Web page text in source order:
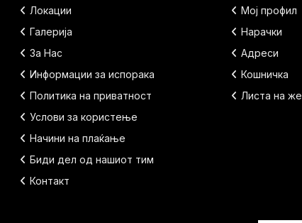
Локации
Галерија
За Нас
Информации за испорака
Политика на приватност
Услови за користење
Начини на плаќање
Биди дел од нашиот тим
Контакт
Мој профил
Нарачки
Адреси
Кошничка
Листа на